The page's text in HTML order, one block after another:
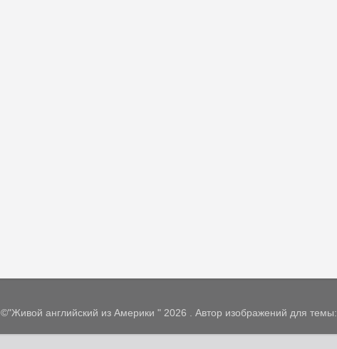
©"Живой английский из Америки " 2026 . Автор изображений для темы: